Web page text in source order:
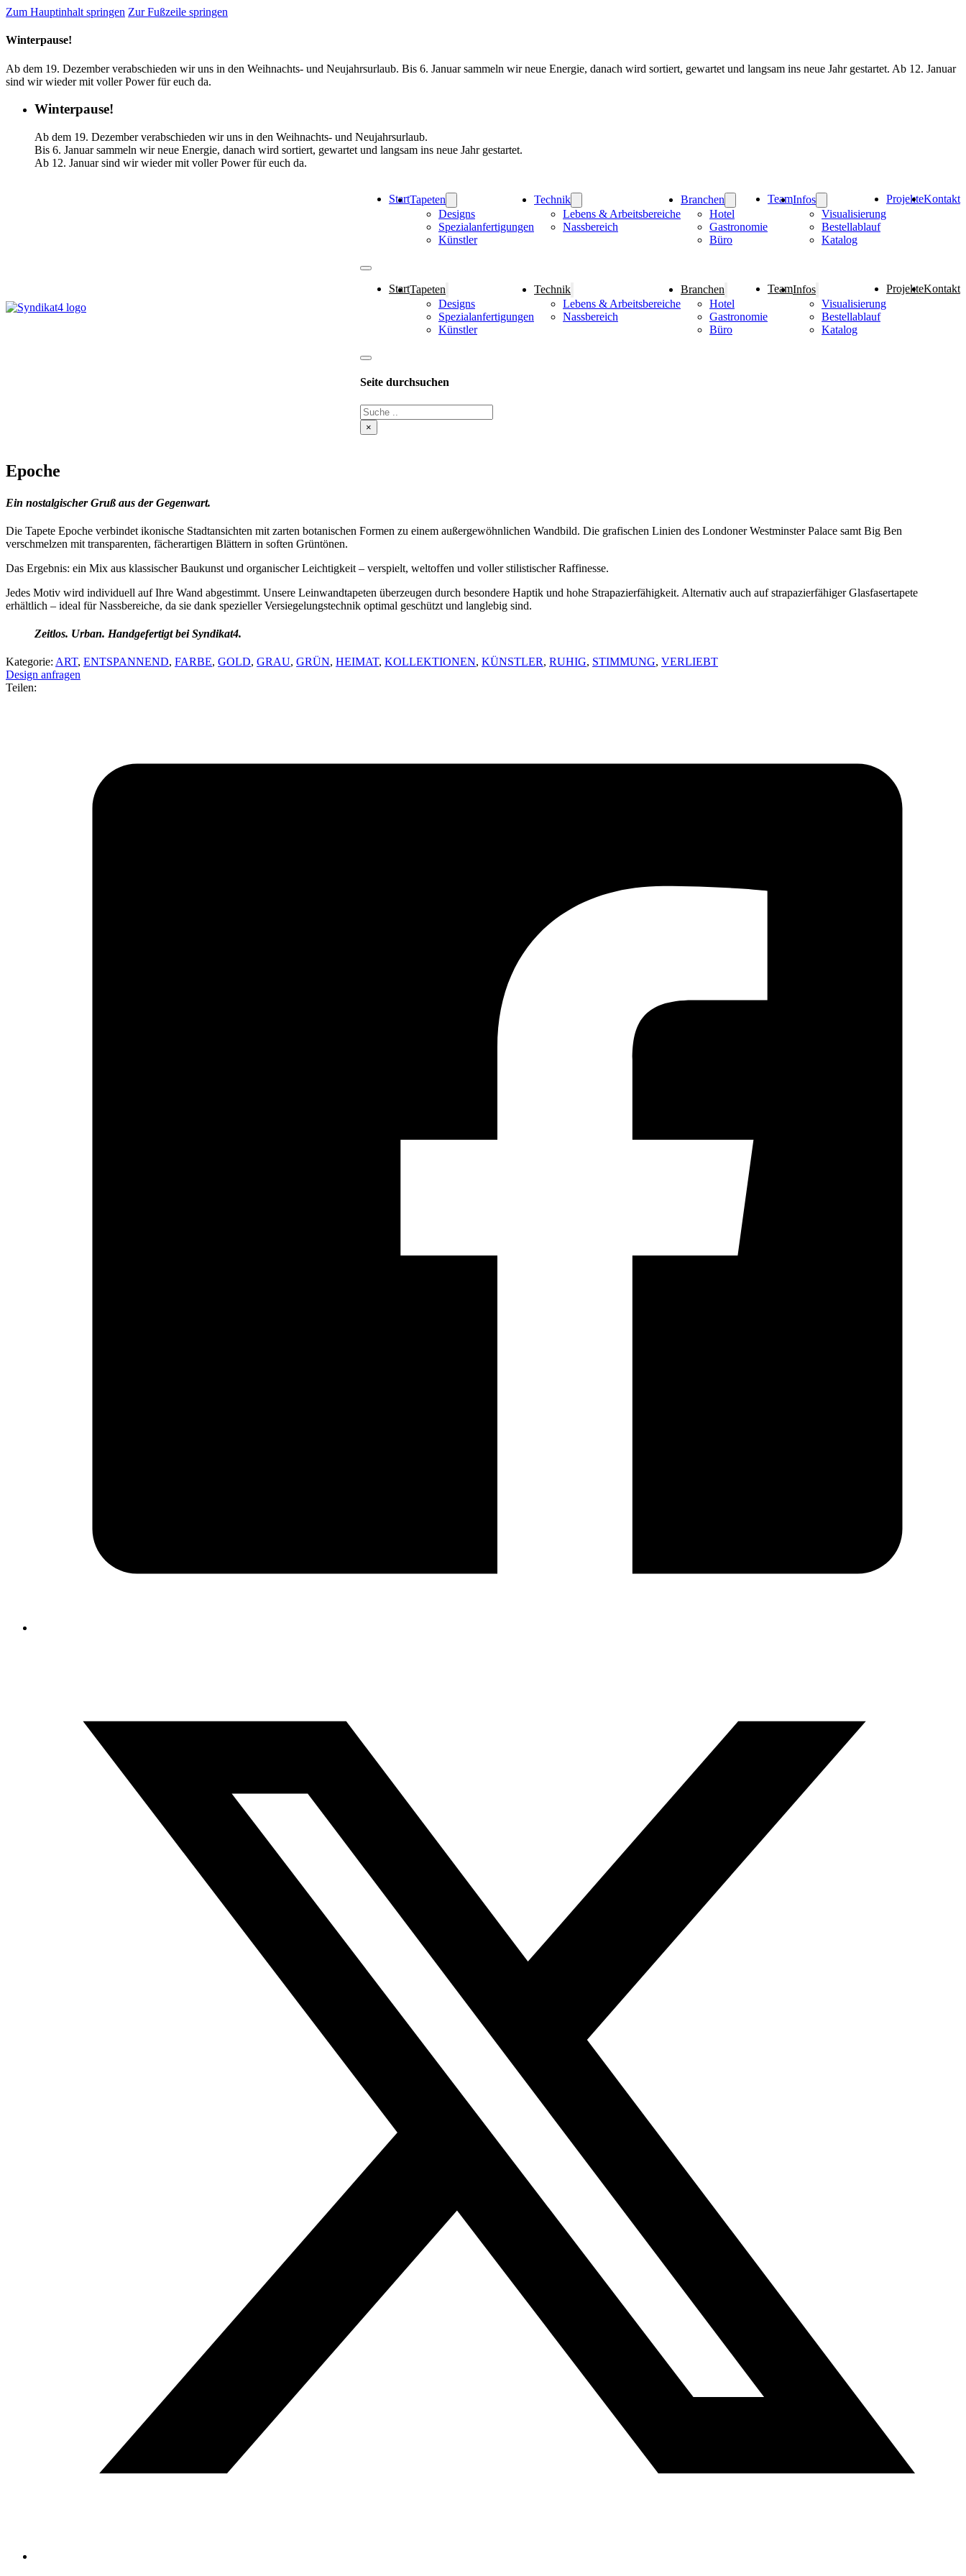
Zum Hauptinhalt springen Zur Fußzeile springen
Winterpause!
Ab dem 19. Dezember verabschieden wir uns in den Weihnachts- und Neujahrsurlaub. Bis 6. Januar sammeln wir neue Energie, danach wird sortiert, gewartet und langsam ins neue Jahr gestartet. Ab 12. Januar
sind wir wieder mit voller Power für euch da.
Winterpause!
Ab dem 19. Dezember verabschieden wir uns in den Weihnachts- und Neujahrsurlaub.
Bis 6. Januar sammeln wir neue Energie, danach wird sortiert, gewartet und langsam ins neue Jahr gestartet.
Ab 12. Januar sind wir wieder mit voller Power für euch da.
StartTapeten
Designs
Spezialanfertigungen
Künstler
Technik
Lebens & Arbeitsbereiche
Nassbereich
Branchen
Hotel
Gastronomie
Büro
TeamInfos
Visualisierung
Bestellablauf
Katalog
ProjekteKontakt
StartTapeten
Designs
Spezialanfertigungen
Künstler
Technik
Lebens & Arbeitsbereiche
Nassbereich
Branchen
Hotel
Gastronomie
Büro
TeamInfos
Visualisierung
Bestellablauf
Katalog
ProjekteKontakt
Seite durchsuchen
Suche
×
Epoche
Ein nostalgischer Gruß aus der Gegenwart.
Die Tapete Epoche verbindet ikonische Stadtansichten mit zarten botanischen Formen zu einem außergewöhnlichen Wandbild. Die grafischen Linien des Londoner Westminster Palace samt Big Ben
verschmelzen mit transparenten, fächerartigen Blättern in soften Grüntönen.
Das Ergebnis: ein Mix aus klassischer Baukunst und organischer Leichtigkeit – verspielt, weltoffen und voller stilistischer Raffinesse.
Jedes Motiv wird individuell auf Ihre Wand abgestimmt. Unsere Leinwandtapeten überzeugen durch besondere Haptik und hohe Strapazierfähigkeit. Alternativ auch auf strapazierfähiger Glasfasertapete
erhältlich – ideal für Nassbereiche, da sie dank spezieller Versiegelungstechnik optimal geschützt und langlebig sind.
Zeitlos. Urban. Handgefertigt bei Syndikat4.
Kategorie: ART, ENTSPANNEND, FARBE, GOLD, GRAU, GRÜN, HEIMAT, KOLLEKTIONEN, KÜNSTLER, RUHIG, STIMMUNG, VERLIEBT
Design anfragen
Teilen: